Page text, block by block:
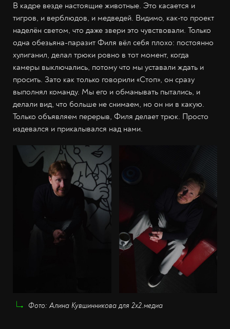
В кадре везде настоящие животные. Это касается и
тигров, и верблюдов, и медведей. Видимо, как-то проект
наделён светом, что даже звери это чувствовали. Только
одна обезьяна-паразит Филя вёл себя плохо: постоянно
хулиганил, делал трюки ровно в тот момент, когда
камеры выключались, потому что мы уставали ждать и
просить. Зато как только говорили «Стоп», он сразу
выполнял команду. Мы его и обманывать пытались, и
делали вид, что больше не снимаем, но он ни в какую.
Только объявляем перерыв, Филя делает трюк. Просто
издевался и прикалывался над нами.
Фото: Алина Кувшинникова для 2х2.медиа